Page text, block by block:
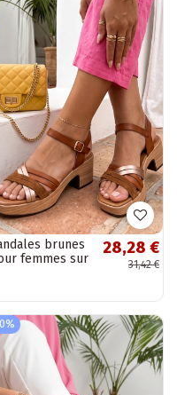
brunes
femmes sur
28,28 €
31,42 €